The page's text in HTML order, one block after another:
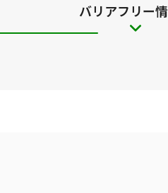
バリアフリー